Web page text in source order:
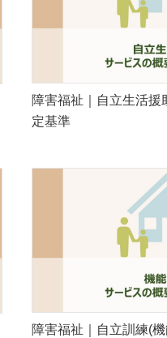
障害福祉｜自立生活援
定基準
障害福祉｜自立訓練(